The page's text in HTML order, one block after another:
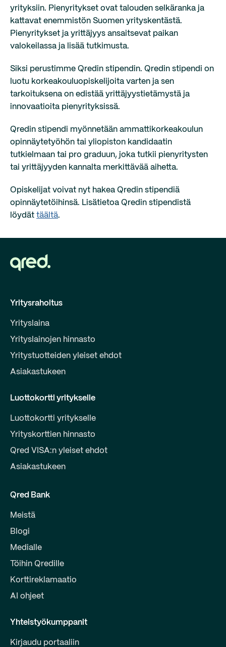
yrityksiin. Pienyritykset ovat talouden selkäranka ja
kattavat enemmistön Suomen yrityskentästä.
‍Pienyritykset ja yrittäjyys ansaitsevat paikan
valokeilassa ja lisää tutkimusta.
Siksi perustimme Qredin stipendin. Qredin stipendi on
luotu korkeakouluopiskelijoita varten ja sen
tarkoituksena on edistää yrittäjyystietämystä ja
innovaatioita pienyrityksissä.
Qredin stipendi myönnetään ammattikorkeakoulun
opinnäytetyöhön tai yliopiston kandidaatin
tutkielmaan tai pro graduun, joka tutkii pienyritysten
tai yrittäjyyden kannalta merkittävää aihetta.
Opiskelijat voivat nyt hakea Qredin stipendiä
opinnäytetöihinsä. Lisätietoa Qredin stipendistä
löydät täältä.
Yritysrahoitus
Yrityslaina
Yrityslainojen hinnasto
Yritystuotteiden yleiset ehdot
Asiakastukeen
Luottokortti yritykselle
Luottokortti yritykselle
Yrityskorttien hinnasto
Qred VISA:n yleiset ehdot
Asiakastukeen
Qred Bank
Meistä
Blogi
Medialle
Töihin Qredille
Korttireklamaatio
AI ohjeet
Yhteistyökumppanit
Kirjaudu portaaliin